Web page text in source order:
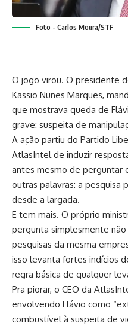
Foto - Carlos Moura/STF
O jogo virou. O presidente
Kassio Nunes Marques,
que mostrava queda de
grave: suspeita de
A ação partiu do Partido
AtlasIntel de induzir
antes mesmo de perguntar
outras palavras: a pesquisa
desde a largada.
E tem mais. O próprio
pergunta simplesmente
pesquisas da mesma
isso levanta fortes indícios
regra básica de qualquer
Pra piorar, o CEO da
envolvendo Flávio como
combustível à suspeita de